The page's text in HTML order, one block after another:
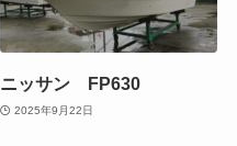
ニッサン FP630
2025年9月22日